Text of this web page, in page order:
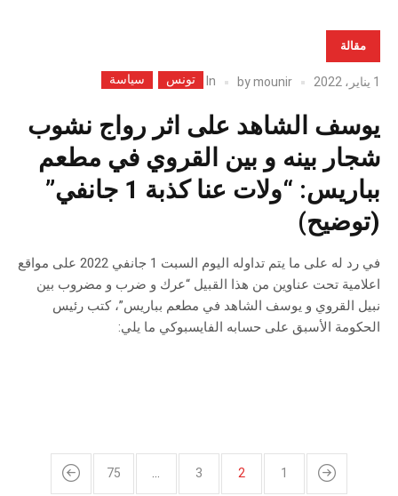
مقالة
1 يناير، 2022 bymounir
In تونس سياسة
يوسف الشاهد على اثر رواج نشوب
شجار بينه و بين القروي في مطعم
بباريس: “ولات عنا كذبة 1 جانفي”
(توضيح)
في رد له على ما يتم تداوله اليوم السبت 1 جانفي 2022 على مواقع
اعلامية تحت عناوين من هذا القبيل “عرك و ضرب و مضروب بين
نبيل القروي و يوسف الشاهد في مطعم بباريس”، كتب رئيس
الحكومة الأسبق على حسابه الفايسبوكي ما يلي:
1
2
3
…
75